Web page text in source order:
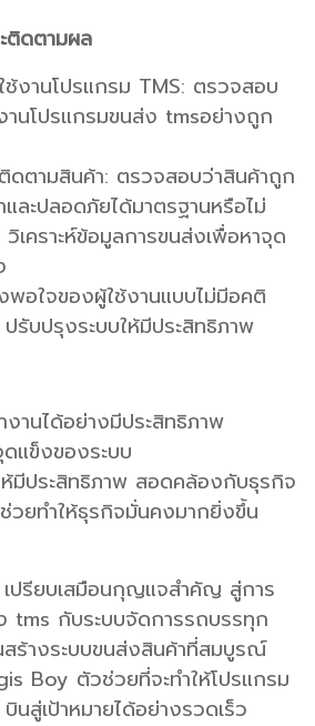
ติดตามผล
งานโปรแกรม TMS: ตรวจสอบ
านโปรแกรมขนส่ง tmsอย่างถูก
ดตามสินค้า: ตรวจสอบว่าสินค้าถูก
ละปลอดภัยได้มาตรฐานหรือไม่
วิเคราะห์ข้อมูลการขนส่งเพื่อหาจุด
พอใจของผู้ใช้งานแบบไม่มีอคติ
รับปรุงระบบให้มีประสิทธิภาพ
งานได้อย่างมีประสิทธิภาพ
แข็งของระบบ
ห้มีประสิทธิภาพ สอดคล้องกับธุรกิจ
วยทำให้ธุรกิจมั่นคงมากยิ่งขึ้น
ปรียบเสมือนกุญแจสำคัญ สู่การ
tms กับระบบจัดการรถบรรทุก
ร้างระบบขนส่งสินค้าที่สมบูรณ์
Boy ตัวช่วยที่จะทำให้โปรแกรม
สู่เป้าหมายได้อย่างรวดเร็ว